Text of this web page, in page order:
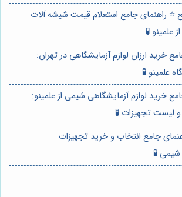
⭐️ راهنمای جامع استعلام قیمت شیشه آلات
علمینو 🧪
خرید ارزان لوازم آزمایشگاهی در تهران:
علمینو 🧪
خرید لوازم آزمایشگاهی شیمی از علمینو:
لیست تجهیزات 🧪
جامع انتخاب و خرید تجهیزات
🧪